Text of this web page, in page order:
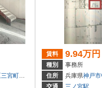
三宮町２丁目9-3
賃料 9.94万円
種別
事務所
住所
兵庫県神戸
交通
三ノ宮駅